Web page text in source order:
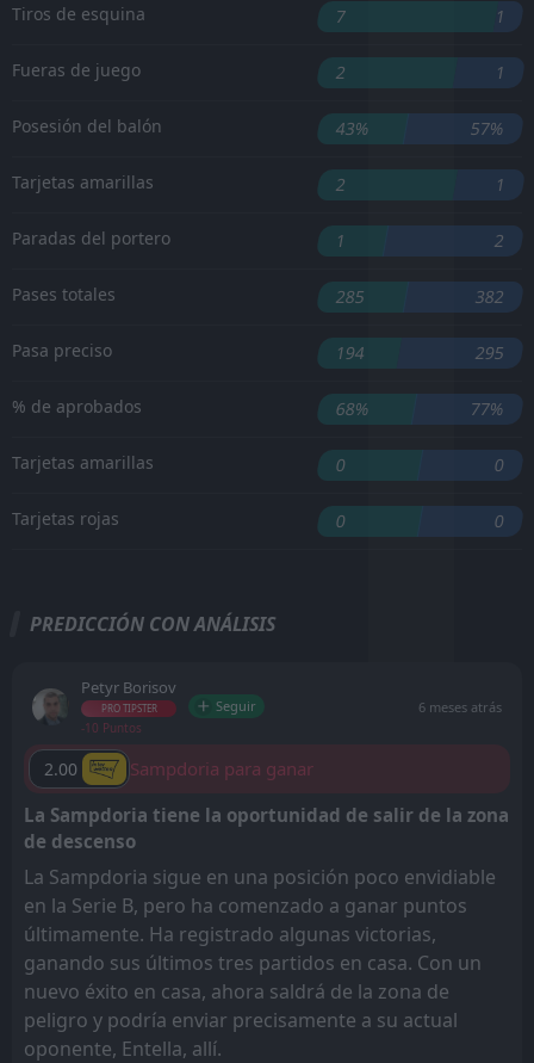
Tiros de esquina 7 1
Fueras de juego 2 1
Posesión del balón 43% 57%
Tarjetas amarillas 2 1
Paradas del portero 1 2
Pases totales 285 382
Pasa preciso 194 295
% de aprobados 68% 77%
Tarjetas amarillas 0 0
Tarjetas rojas 0 0
PREDICCIÓN CON ANÁLISIS
Petyr Borisov
PRO TIPSTER
-10 Puntos
Seguir 6 meses atrás
2.00
Sampdoria para ganar
La Sampdoria tiene la oportunidad de salir de la zona
de descenso
La Sampdoria sigue en una posición poco envidiable
en la Serie B, pero ha comenzado a ganar puntos
últimamente. Ha registrado algunas victorias,
ganando sus últimos tres partidos en casa. Con un
nuevo éxito en casa, ahora saldrá de la zona de
peligro y podría enviar precisamente a su actual
oponente, Entella, allí.